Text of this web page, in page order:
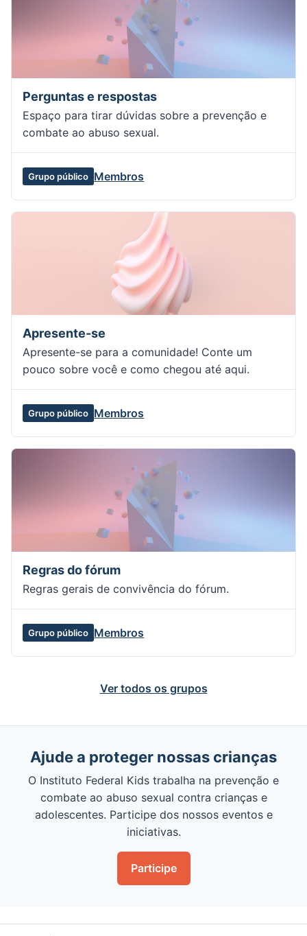
Perguntas e respostas
Espaço para tirar dúvidas sobre a prevenção e
combate ao abuso sexual.
Grupo público Membros
Apresente-se
Apresente-se para a comunidade! Conte um
pouco sobre você e como chegou até aqui.
Grupo público Membros
Regras do fórum
Regras gerais de convivência do fórum.
Grupo público Membros
Ver todos os grupos
Ajude a proteger nossas crianças
O Instituto Federal Kids trabalha na prevenção e
combate ao abuso sexual contra crianças e
adolescentes. Participe dos nossos eventos e
iniciativas.
Participe